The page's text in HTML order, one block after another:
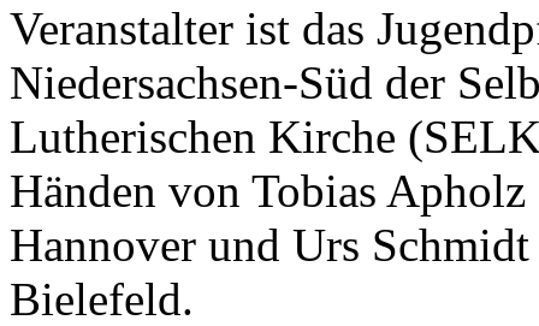
Veranstalter ist das
Niedersachsen-Süd der
Lutherischen Kirche
Händen von Tobias Apholz
Hannover und Urs
Bielefeld.